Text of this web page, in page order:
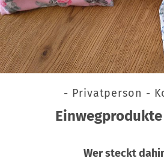
- Privatperson -
Wer steckt